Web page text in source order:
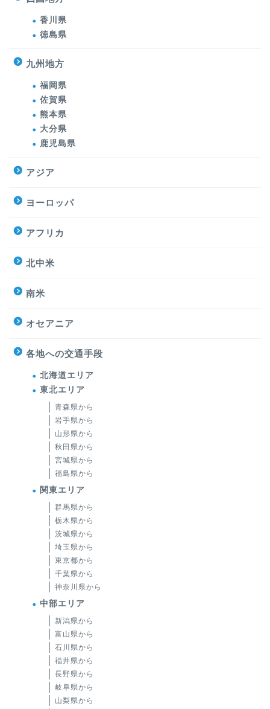
香川県
徳島県
九州地方
福岡県
佐賀県
熊本県
大分県
鹿児島県
アジア
ヨーロッパ
アフリカ
北中米
南米
オセアニア
各地への交通手段
北海道エリア
東北エリア
青森県から
岩手県から
山形県から
秋田県から
宮城県から
福島県から
関東エリア
群馬県から
栃木県から
茨城県から
埼玉県から
東京都から
千葉県から
神奈川県から
中部エリア
新潟県から
富山県から
石川県から
福井県から
長野県から
岐阜県から
山梨県から